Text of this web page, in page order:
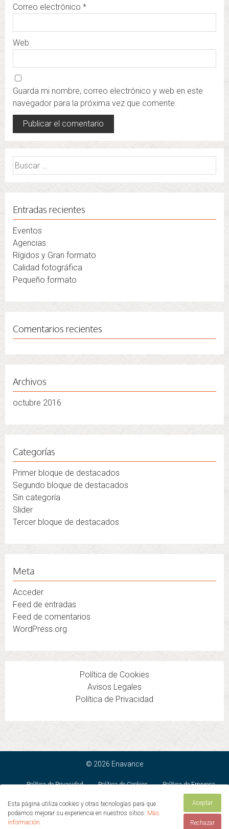
Correo electrónico *
Web
Guarda mi nombre, correo electrónico y web en este
navegador para la próxima vez que comente.
Buscar:
Entradas recientes
Eventos
Agencias
Rígidos y Gran formato
Calidad fotográfica
Pequeño formato
Comentarios recientes
Archivos
octubre 2016
Categorías
Primer bloque de destacados
Segundo bloque de destacados
Sin categoría
Slider
Tercer bloque de destacados
Meta
Acceder
Feed de entradas
Feed de comentarios
WordPress.org
Política de Cookies
Avisos Legales
Política de Privacidad
© 2026 Enavance
Política de Privacidad · Política de Cookies ·
Política de Empresa
Condiciones Generales de Venta
ENAVANCE PRODUCCION GRAFICA SL · C/ Duero 32 · Mejorada del
Esta página utiliza cookies y otras tecnologías para que
podamos mejorar su experiencia en nuestros sitios: Más
información.
Aceptar
Rechazar